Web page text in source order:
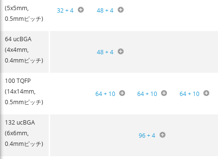
(5x5mm,
0.5mmピッチ)
32 + 4 48 + 4
64 ucBGA
(4x4mm,
0.4mmピッチ)
48 + 4
100 TQFP
(14x14mm,
0.5mmピッチ)
64 + 10 64 + 10 64 + 10
132 ucBGA
(6x6mm,
0.4mmピッチ)
96 + 4